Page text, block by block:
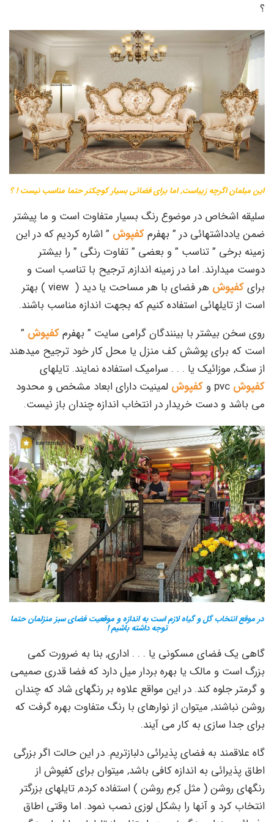
؟
این مبلمان اگرچه زیباست, اما برای فضائی بسیار کوچکتر حتما مناسب نیست ! ؟
سلیقه اشخاص در موضوع رنگ بسیار متفاوت است و ما پیشتر
ضمن یادداشتهائی در ” بهفرمکفپوش ” اشاره کردیم که در این
زمینه برخی ” تناسب ” و بعضی ” تفاوت رنگی ” را بیشتر
دوست میدارند. اما در زمینه اندازه, ترجیح با تناسب است و
برایکفپوش
هر فضای با هر مساحت یا دید ( view ) بهتر
است از تایلهائی استفاده کنیم که بجهت اندازه مناسب باشند.
روی سخن بیشتر با بینندگان گرامی سایت ” بهفرمکفپوش ”
است که برای پوشش کف منزل یا محل کار خود ترجیح میدهند
از سنگ, موزائیک یا . . . سرامیک استفاده نمایند. تایلهای
کفپوش
کفپوش لمینیت دارای ابعاد مشخص و محدود
می باشد و دست خریدار در انتخاب اندازه چندان باز نیست.
در موقع انتخاب گل و گیاه لازم است به اندازه و موقعیت فضای سبز منزلمان حتما
توجه داشته باشیم !
گاهی یک فضای مسکونی یا . . . اداری, بنا به ضرورت کمی
بزرگ است و مالک یا بهره بردار میل دارد که فضا قدری صمیمی
و گرمتر جلوه کند. در این مواقع علاوه بر رنگهای شاد که چندان
روشن نباشند, میتوان از نوارهای با رنگ متفاوت بهره گرفت که
برای جدا سازی به کار می آیند.
گاه علاقمند به فضای پذیرائی دلبازتریم. در این حالت اگر بزرگی
اطاق پذیرائی به اندازه کافی باشد, میتوان برای کفپوش از
رنگهای روشن ( مثل کِرمِ روشن ) استفاده کرده, تایلهای بزرگتر
انتخاب کرد و آنها را بشکل لوزی نصب نمود. اما وقتی اطاق